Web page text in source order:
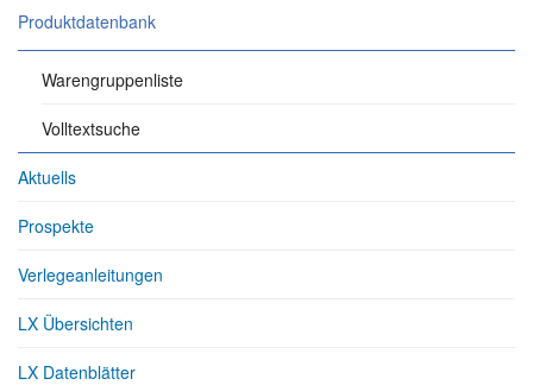
Produktdatenbank
Warengruppenliste
Volltextsuche
Aktuells
Prospekte
Verlegeanleitungen
LX Übersichten
LX Datenblätter